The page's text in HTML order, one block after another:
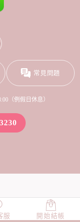
服 開始結帳
小編穿搭
常見問題
（例假日休息）